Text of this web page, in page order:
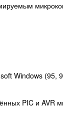
Windows (95,
PIC и AVR